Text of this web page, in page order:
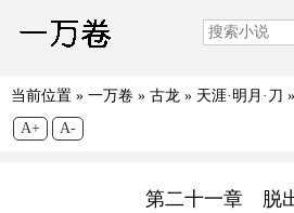
当前位置 » 一万卷 » 古龙 » 天涯·明月·刀 »
A+
A-
第二十一章 脱